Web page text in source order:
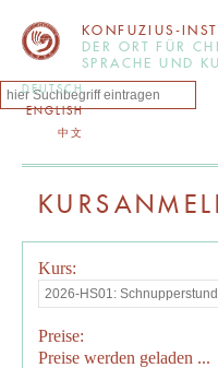
KONFUZIUS-
DER ORT FÜR
SPRACHE UND
DEUTSCH
ENGLISH
中文
Kurs:
Preise:
Preise werden geladen ...